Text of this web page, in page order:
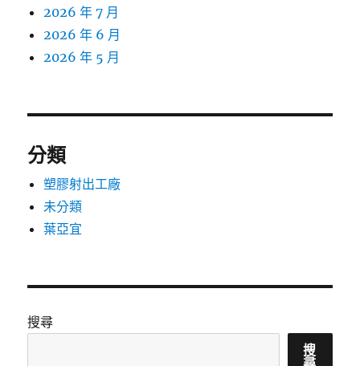
2026 年 7 月
2026 年 6 月
2026 年 5 月
分類
塑膠射出工廠
未分類
葉亞宜
搜尋
搜
尋